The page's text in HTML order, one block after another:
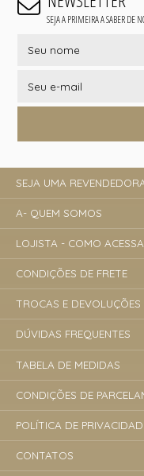
SEJA A PRIMEIRA A SABER DE
SEJA UMA
A- QUEM SOMOS
LOJISTA - COMO
CONDIÇÕES DE FRETE
TROCAS E DEVOLUÇÕES
DÚVIDAS FREQUENTES
TABELA DE MEDIDAS
CONDIÇÕES DE
POLÍTICA DE
CONTATOS